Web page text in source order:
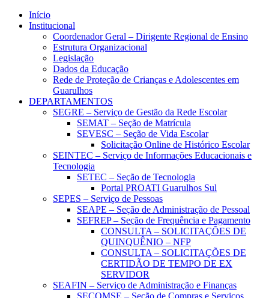
Início
Institucional
Coordenador Geral – Dirigente Regional de Ensino
Estrutura Organizacional
Legislação
Dados da Educação
Rede de Proteção de Crianças e Adolescentes em
Guarulhos
DEPARTAMENTOS
SEGRE – Serviço de Gestão da Rede Escolar
SEMAT – Seção de Matrícula
SEVESC – Seção de Vida Escolar
Solicitação Online de Histórico Escolar
SEINTEC – Serviço de Informações Educacionais e
Tecnologia
SETEC – Seção de Tecnologia
Portal PROATI Guarulhos Sul
SEPES – Serviço de Pessoas
SEAPE – Seção de Administração de Pessoal
SEFREP – Seção de Frequência e Pagamento
CONSULTA – SOLICITAÇÕES DE
QUINQUÊNIO – NFP
CONSULTA – SOLICITAÇÕES DE
CERTIDÃO DE TEMPO DE EX
SERVIDOR
SEAFIN – Serviço de Administração e Finanças
SECOMSE – Seção de Compras e Serviços